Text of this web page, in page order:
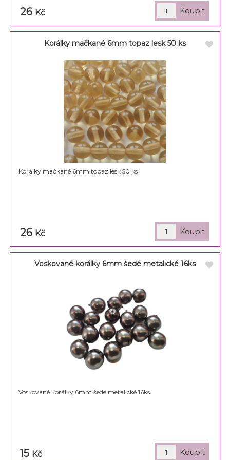
26 Kč
Korálky mačkané 6mm topaz lesk 50 ks
Korálky mačkané 6mm topaz lesk 50 ks
26 Kč
Voskované korálky 6mm šedé metalické 16ks
Voskované korálky 6mm šedé metalické 16ks
15 Kč